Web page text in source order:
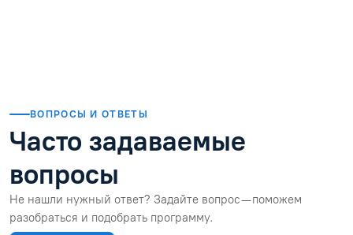
ВОПРОСЫ И ОТВЕТЫ
Часто задаваемые
вопросы
Не нашли нужный ответ? Задайте вопрос — поможем
разобраться и подобрать программу.